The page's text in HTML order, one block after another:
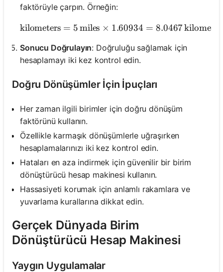
faktörüyle çarpın. Örneğin:
\text{kilometers} = 5 \,
kilometers = 5miles × 1.60934 = 8.0467
Sonucu Doğrulayın: Doğruluğu sağlamak için
hesaplamayı iki kez kontrol edin.
Doğru Dönüşümler İçin İpuçları
Her zaman ilgili birimler için doğru dönüşüm
faktörünü kullanın.
Özellikle karmaşık dönüşümlerle uğraşırken
hesaplamalarınızı iki kez kontrol edin.
Hataları en aza indirmek için güvenilir bir birim
dönüştürücü hesap makinesi kullanın.
Hassasiyeti korumak için anlamlı rakamlara ve
yuvarlama kurallarına dikkat edin.
Gerçek Dünyada Birim
Dönüştürücü Hesap Makinesi
Yaygın Uygulamalar